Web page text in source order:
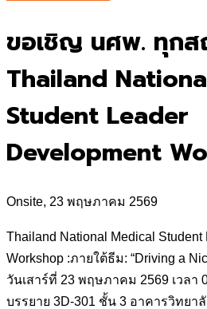
ขอเชิญ นศพ. ทุกส
Thailand
Student Leader
Development
Onsite, 23 พฤษภาคม 2569
Thailand National Medical Student
Workshop :ภายใต้ธีม: “Driving a
วันเสาร์ที่ 23 พฤษภาคม 2569 เวลา
บรรยาย 3D-301 ชั้น 3 อาคารวิทยา